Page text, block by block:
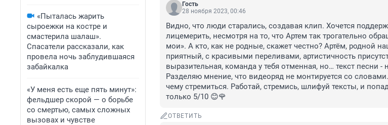
«Пыталась жарить
сыроежки на костре и
смастерила шалаш».
Спасатели рассказали, как
провела ночь заблудившаяся
забайкалка
«У меня есть еще пять минут»:
фельдшер скорой — о борьбе
со смертью, самых сложных
вызовах и чувстве
Гость
28 ноября 2023, 00:46
Видно, что люди старались, создавая клип. Хочется
лицемерить, несмотря на то, что Артем так трогательно
мои». А кто, как не родные, скажет честно? Артём, родной
приятный, с красивыми переливами, артистичность
выразительная, команда у тебя отменная, но… текст песни -
Разделяю мнение, что видеоряд не монтируется со
чему стремиться. Работай, стремись, шлифуй тексты, и
только 5/10 😊🌹
ОТВЕТИТЬ